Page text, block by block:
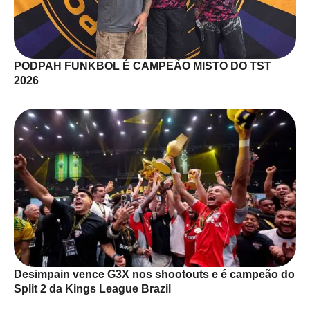
PODPAH FUNKBOL É CAMPEÃO MISTO DO TST
2026
Desimpain vence G3X nos shootouts e é campeão do
Split 2 da Kings League Brazil